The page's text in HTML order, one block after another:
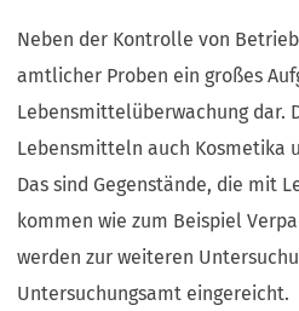
Neben der Kontrolle von
amtlicher Proben ein großes
Lebensmittelüberwachung dar.
Lebensmitteln auch Kosmetika
Das sind Gegenstände, die mit
kommen wie zum Beispiel
werden zur weiteren
Untersuchungsamt eingereicht.